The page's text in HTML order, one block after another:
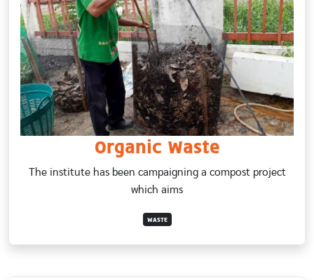
Organic Waste
The institute has been campaigning a compost project
which aims
WASTE